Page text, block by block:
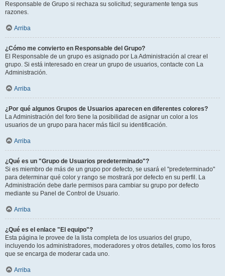
Responsable de Grupo si rechaza su solicitud; seguramente tenga sus
razones.
Arriba
¿Cómo me convierto en Responsable del Grupo?
El Responsable de un grupo es asignado por La Administración al crear el
grupo. Si está interesado en crear un grupo de usuarios, contacte con La
Administración.
Arriba
¿Por qué algunos Grupos de Usuarios aparecen en diferentes colores?
La Administración del foro tiene la posibilidad de asignar un color a los
usuarios de un grupo para hacer más fácil su identificación.
Arriba
¿Qué es un "Grupo de Usuarios predeterminado"?
Si es miembro de más de un grupo por defecto, se usará el "predeterminado"
para determinar qué color y rango se mostrará por defecto en su perfil. La
Administración debe darle permisos para cambiar su grupo por defecto
mediante su Panel de Control de Usuario.
Arriba
¿Qué es el enlace "El equipo"?
Esta página le provee de la lista completa de los usuarios del grupo,
incluyendo los administradores, moderadores y otros detalles, como los foros
que se encarga de moderar cada uno.
Arriba